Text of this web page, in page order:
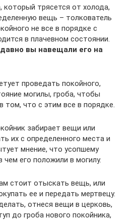
который трясется от холода,
вещь – толкователь
не все в порядке с
в плачевном состоянии.
вы навещали его на
проведать покойного,
могилы, гроба, чтобы
том, что с этим все в порядке.
забирает вещи или
их с определенного места и
мнение, что усопшему
чем его положили в могилу.
стоит отыскать вещь, или
ее и передать мертвецу.
отнеся вещи в церковь,
до гроба нового покойника,